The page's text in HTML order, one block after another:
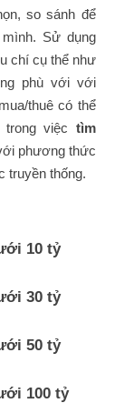
so sánh để
Sử dụng
chí cụ thể như
phù với với
thuê có thể
việc tìm
phương thức
truyền thống.
10 tỷ
30 tỷ
50 tỷ
100 tỷ